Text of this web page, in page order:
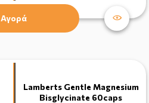
Αγορά
Lamberts Gentle Magnesium
Bisglycinate 60caps